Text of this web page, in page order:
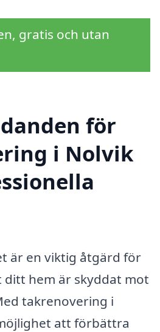
gratis och utan
för
i Nolvik
är en viktig åtgärd för
ditt hem är skyddat mot
takrenovering i
att förbättra